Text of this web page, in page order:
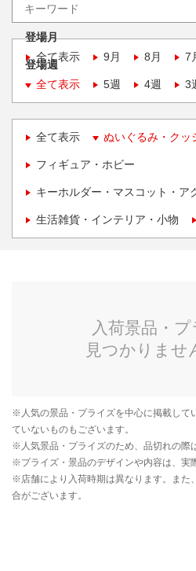
登場月
全て表示
9月 8月 7
登場週
全て表示
5週 4週 3
全て表示 ぬいぐるみ・クッ
フィギュア・ホビー
キーホルダー・マスコット・ア
生活雑貨・インテリア・小物